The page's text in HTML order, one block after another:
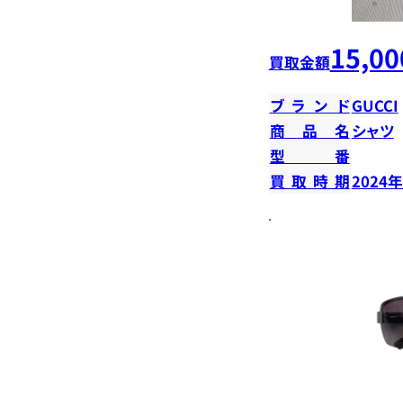
買取金額
ブランドGUCCI
商品名 シャツ
型番
買取時期2024